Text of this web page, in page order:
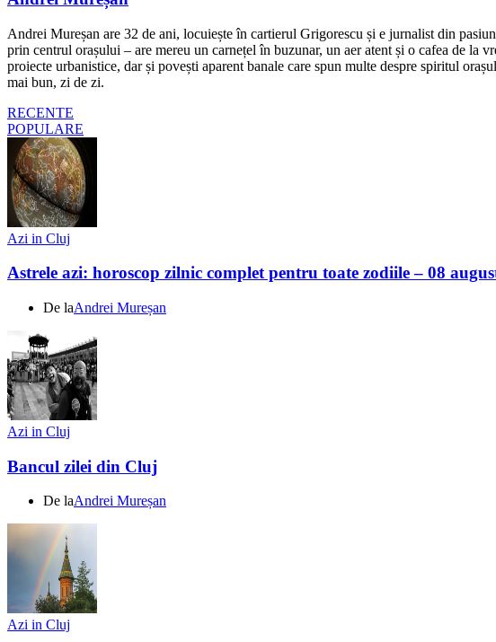
Andrei Mureșan are 32 de ani, locuiește în cartierul Grigorescu și e jurnalist din
prin centrul orașului – are mereu un carnețel în buzunar, un aer atent și o cafea de
proiecte urbanistice, dar și povești aparent banale care spun multe despre spiritul
mai bun, zi de zi.
RECENTE
POPULARE
Azi in Cluj
Astrele azi: horoscop zilnic complet pentru toate zodiile – 08
De laAndrei Mureșan
Azi in Cluj
Bancul zilei din Cluj
De laAndrei Mureșan
Azi in Cluj